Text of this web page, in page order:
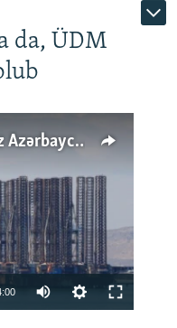
da, ÜDM
Cənubi Qafqazda ÜDM ən az Azərbaycanda artır: Qonşuları niyə Bakını qabaqlaya bilir?
available